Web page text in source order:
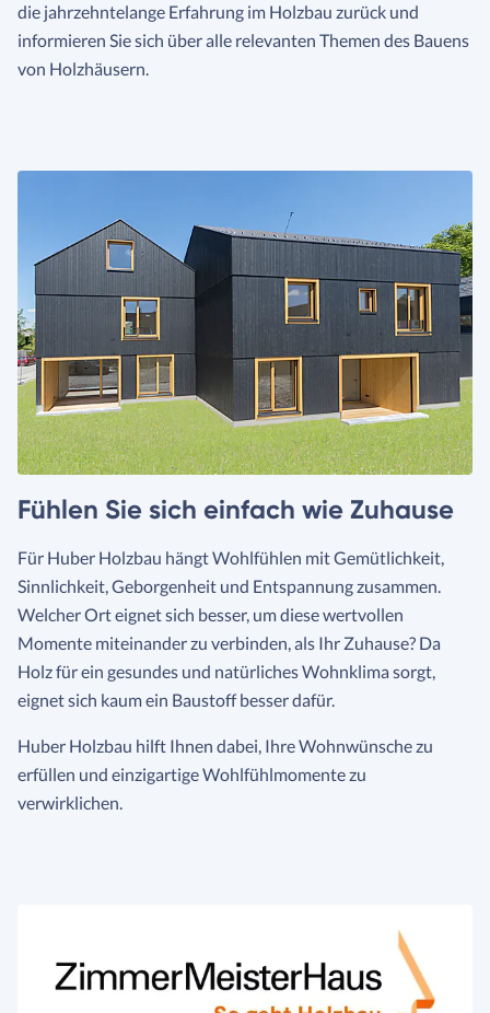
die jahrzehntelange Erfahrung im Holzbau zurück und
informieren Sie sich über alle relevanten Themen des Bauens
von Holzhäusern.
Fühlen Sie sich einfach wie Zuhause
Für Huber Holzbau hängt Wohlfühlen mit Gemütlichkeit,
Sinnlichkeit, Geborgenheit und Entspannung zusammen.
Welcher Ort eignet sich besser, um diese wertvollen
Momente miteinander zu verbinden, als Ihr Zuhause? Da
Holz für ein gesundes und natürliches Wohnklima sorgt,
eignet sich kaum ein Baustoff besser dafür.
Huber Holzbau hilft Ihnen dabei, Ihre Wohnwünsche zu
erfüllen und einzigartige Wohlfühlmomente zu
verwirklichen.